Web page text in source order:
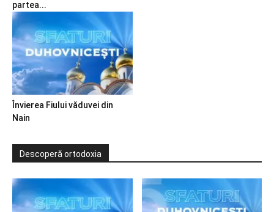
partea...
Învierea Fiului văduvei din
Nain
Descoperă ortodoxia